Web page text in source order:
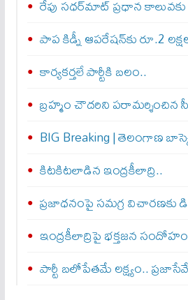
రేపు సధర్‌మాట్‌ ప్రధాన కాలువకు
పాప కిడ్నీ ఆపరేషన్‌కు రూ.2
కార్యకర్తలే పార్టీకి బలం..
బ్రహ్మం చౌదరిని పరామర్శించిన
BIG Breaking | తెలంగాణ
కిటకిటలాడిన ఇంద్రకీలాద్రి..
ప్రజాధనంపై సమగ్ర విచారణకు
ఇంద్రకీలాద్రిపై భక్తజన
పార్టీ బలోపేతమే లక్ష్యం..